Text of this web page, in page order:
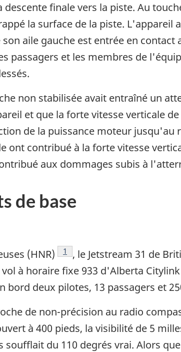
descente finale vers la piste. Au
la surface de la piste. L'appareil
aile gauche est entrée en
passagers et les membres de
non stabilisée avait entraîné un
et que la forte vitesse verticale
de la puissance moteur
ont contribué à la forte vitesse
aux dommages subis à
de base
(HNR) Note de bas de page
1
, le Jetstream 31 de
à horaire fixe 933 d'Alberta
bord deux pilotes, 13 passagers et
de non-précision au radio
à 400 pieds, la visibilité de 5
soufflait du 110 degrés vrai. Alors